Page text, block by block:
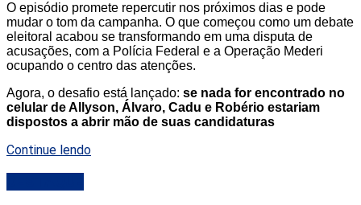
O episódio promete repercutir nos próximos dias e pode
mudar o tom da campanha. O que começou como um debate
eleitoral acabou se transformando em uma disputa de
acusações, com a Polícia Federal e a Operação Mederi
ocupando o centro das atenções.
Agora, o desafio está lançado: se nada for encontrado no
celular de Allyson, Álvaro, Cadu e Robério estariam
dispostos a abrir mão de suas candidaturas
Continue lendo